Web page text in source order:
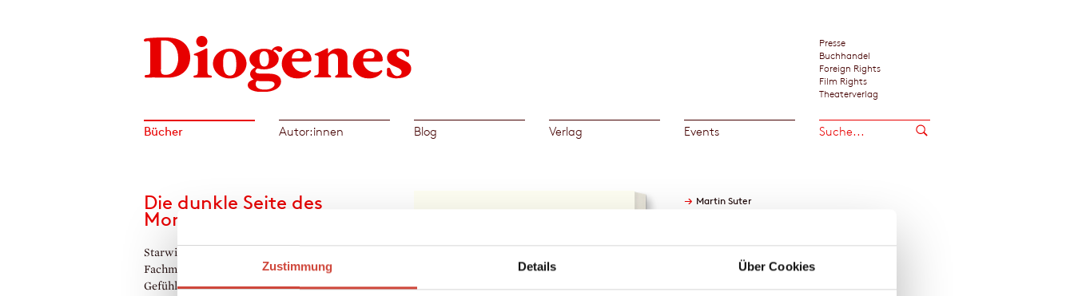
Zustimmung Details Über Cookies
Presse
Buchhandel
Foreign Rights
Film Rights
Theaterverlag
Bücher Autor:innen Blog Verlag Events
Die dunkle Seite des
Mondes
Starwirtschaftsanwalt Urs Blank, fünfundvierzig,
Fachmann für Fusionsverhandlungen, hat seine
Gefühle im Griff. Doch dann gerät sein Leben aus
→ Martin Suter